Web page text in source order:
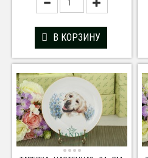
В КОРЗИНУ